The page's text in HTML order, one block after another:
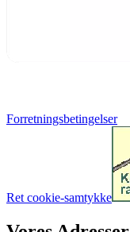
Forretningsbetingelser
Ret cookie-samtykke